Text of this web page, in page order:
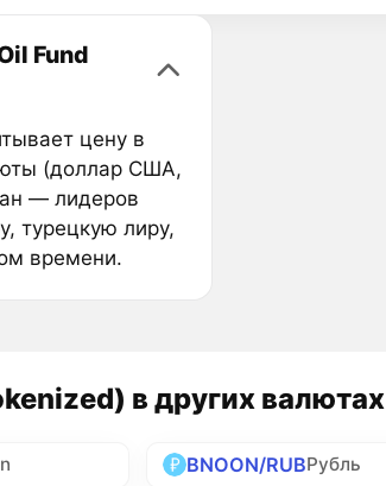
Fund
цену в
(доллар США,
— лидеров
турецкую лиру,
времени.
в других валютах
BNOON/RUBРубль